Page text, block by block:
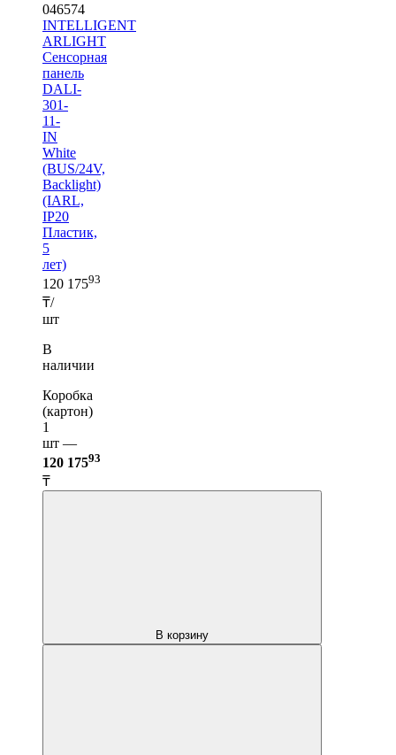
046574
INTELLIGENT
ARLIGHT
Сенсорная
панель
DALI-
301-
11-
IN
White
(BUS/24V,
Backlight)
(IARL,
IP20
Пластик,
5
лет)
120 17593
₸/
шт
В
наличии
Коробка
(картон)
1
шт —
120 17593
₸
В корзину